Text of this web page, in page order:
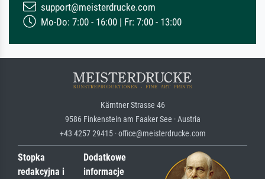
support@meisterdrucke.com
Mo-Do: 7:00 - 16:00 | Fr: 7:00 - 13:00
Kärntner Strasse 46
9586 Finkenstein am Faaker See · Austria
+43 4257 29415 · office@meisterdrucke.com
Stopka
redakcyjna i
Dodatkowe
informacje